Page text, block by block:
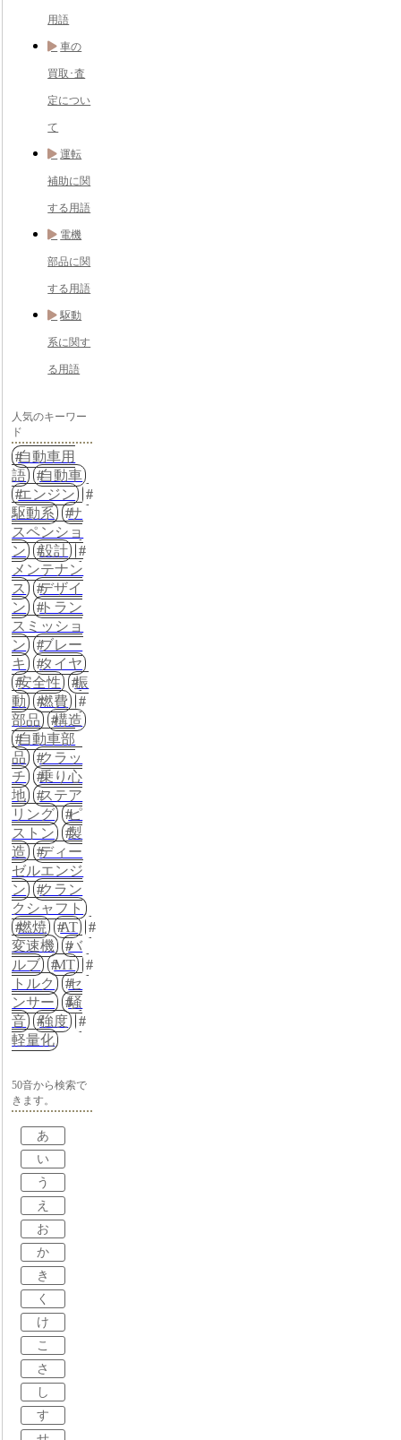
用語
車の
買取･査
定につい
て
運転
補助に関
する用語
電機
部品に関
する用語
駆動
系に関す
る用語
人気のキーワー
ド
自動車用
語
自動車
エンジン
駆動系
サ
スペンショ
ン
設計
メンテナン
ス
デザイ
ン
トラン
スミッショ
ン
ブレー
キ
タイヤ
安全性
振
動
燃費
部品
構造
自動車部
品
クラッ
チ
乗り心
地
ステア
リング
ピ
ストン
製
造
ディー
ゼルエンジ
ン
クラン
クシャフト
燃焼
AT
変速機
バ
ルブ
MT
トルク
セ
ンサー
騒
音
強度
軽量化
50音から検索で
きます。
あ
い
う
え
お
か
き
く
け
こ
さ
し
す